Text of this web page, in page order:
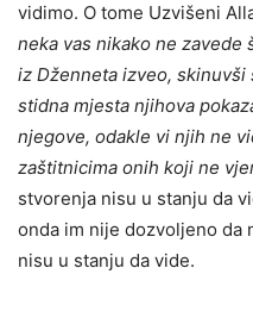
vidimo. O tome Uzvišeni
neka vas nikako ne
iz Dženneta izveo,
stidna mjesta njihova
njegove, odakle vi njih ne
zaštitnicima onih koji ne
stvorenja nisu u stanju da
onda im nije dozvoljeno
nisu u stanju da vide.